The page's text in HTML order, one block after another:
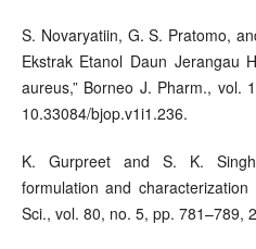
S. Novaryatiin, G. S. Pratomo,
Ekstrak Etanol Daun Jerangau
aureus,” Borneo J. Pharm., vol.
10.33084/bjop.v1i1.236.
K. Gurpreet and S. K.
formulation and
Sci., vol. 80, no. 5, pp. 781–789,